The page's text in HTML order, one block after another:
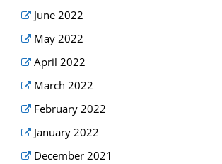
June 2022
May 2022
April 2022
March 2022
February 2022
January 2022
December 2021